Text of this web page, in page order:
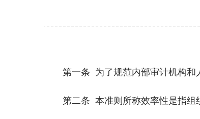
第一条 为了规范内部审计机构和
第二条 本准则所称效率性是指组织